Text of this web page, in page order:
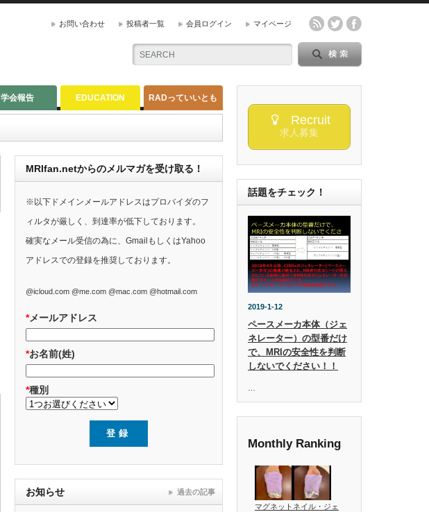
お問い合わせ 投稿者一覧 会員ログイン マイページ
学会報告 EDUCATION RADっていいとも
MRIfan.netからのメルマガを受け取る！
※以下ドメインメールアドレスはプロバイダのフ
ィルタが厳しく、到達率が低下しております。
確実なメール受信の為に、GmailもしくはYahoo
アドレスでの登録を推奨しております。
@icloud.com @me.com @mac.com @hotmail.com
*メールアドレス
*お名前(姓)
*種別
お知らせ 過去の記事
Recruit
求人募集
話題をチェック！
2019-1-12
ペースメーカ本体（ジェ
ネレーター）の型番だけ
で、MRIの安全性を判断
しないでください！！
Monthly Ranking
マグネットネイル・ジェ